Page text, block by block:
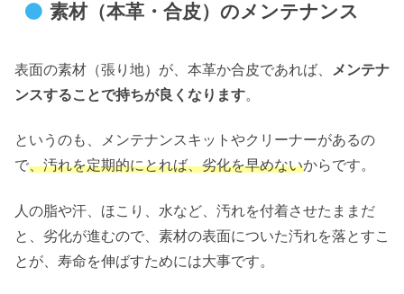
素材（本革・合皮）のメンテナンス
表面の素材（張り地）が、本革か合皮であれば、
メンテナ
ンスすることで持ちが良くなります。
というのも、メンテナンスキットやクリーナーがあるの
で、汚れを定期的にとれば、劣化を早めないからです。
人の脂や汗、ほこり、水など、汚れを付着させたままだ
と、劣化が進むので、素材の表面についた汚れを落とすこ
とが、寿命を伸ばすためには大事です。